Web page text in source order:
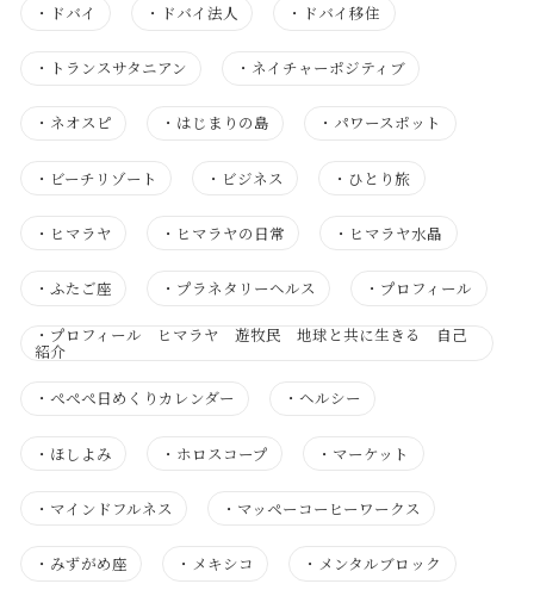
・ ドバイ ・ ドバイ法人 ・ ドバイ移住
・ トランスサタニアン ・ ネイチャーポジティブ
・ ネオスピ ・ はじまりの島 ・ パワースポット
・ ビーチリゾート ・ ビジネス ・ ひとり旅
・ ヒマラヤ ・ ヒマラヤの日常 ・ ヒマラヤ水晶
・ ふたご座 ・ プラネタリーヘルス ・ プロフィール
・ プロフィール ヒマラヤ 遊牧民 地球と共に生きる 自己
紹介
・ ぺぺぺ日めくりカレンダー ・ヘルシー
・ ほしよみ ・ ホロスコープ ・ マーケット
・ マインドフルネス ・ マッペーコーヒーワークス
・ みずがめ座 ・ メキシコ ・ メンタルブロック